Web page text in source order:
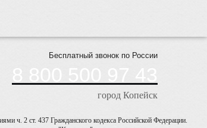
Бесплатный звонок по России
8 800 500 97 43
город Копейск
ч. 2 ст. 437 Гражданского кодекса Российской Федерации.